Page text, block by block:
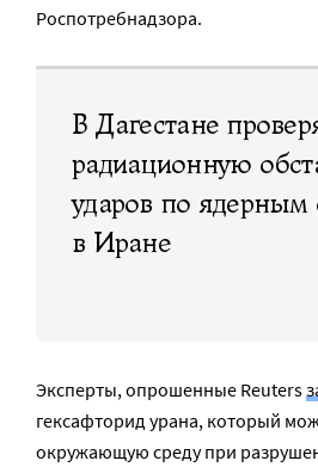
Роспотребнадзора.
В Дагестане
радиационную
ударов по ядерным
в Иране
Эксперты, опрошенные Reuters
гексафторид урана, который
окружающую среду при